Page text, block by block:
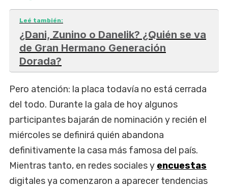
Leé también:
¿Dani, Zunino o Danelik? ¿Quién se va
de Gran Hermano Generación
Dorada?
Pero atención: la placa todavía no está cerrada
del todo. Durante la gala de hoy algunos
participantes bajarán de nominación y recién el
miércoles se definirá quién abandona
definitivamente la casa más famosa del país.
Mientras tanto, en redes sociales y encuestas
digitales ya comenzaron a aparecer tendencias